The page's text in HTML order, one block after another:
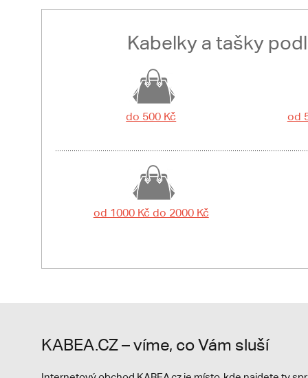
Kabelky a tašky
do 500 Kč od
od 1000 Kč do 2000 Kč
KABEA.CZ – víme, co Vám sluší